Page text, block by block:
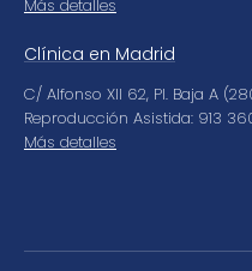
Más detalles
Clínica en Madrid
C/ Alfonso XII 62, Pl. Baja A
Reproducción Asistida: 913
Más detalles